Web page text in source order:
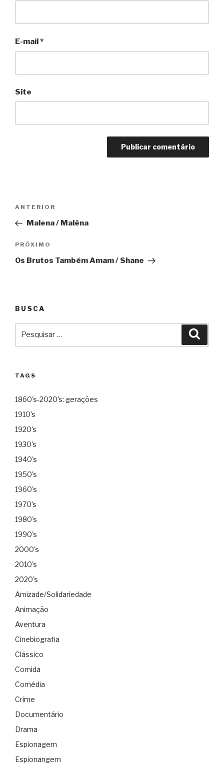
E-mail*
Site
Post
Anterior
ANTERIOR
Malena / Malèna
Próximo
PRÓXIMO
Os Brutos Também Amam / Shane
BUSCA
TAGS
1860's-2020's: gerações
1910's
1920's
1930's
1940's
1950's
1960's
1970's
1980's
1990's
2000's
2010's
2020's
Amizade/Solidariedade
Animação
Aventura
Cinebiografia
Clássico
Comida
Comédia
Crime
Documentário
Drama
Espionagem
Espionangem